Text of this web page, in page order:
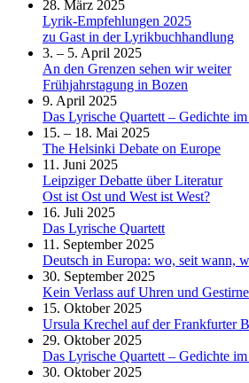
28. März 2025
Lyrik-Empfehlungen 2025
zu Gast in der Lyrikbuchhandlung
3. – 5. April 2025
An den Grenzen sehen wir weiter
Frühjahrstagung in Bozen
9. April 2025
Das Lyrische Quartett – Gedichte im
15. – 18. Mai 2025
The Helsinki Debate on Europe
11. Juni 2025
Leipziger Debatte über Literatur
Ost ist Ost und West ist West?
16. Juli 2025
Das Lyrische Quartett
11. September 2025
Deutsch in Europa: wo, seit wann,
30. September 2025
Kein Verlass auf Uhren und Gestirne
15. Oktober 2025
Ursula Krechel auf der Frankfurter
29. Oktober 2025
Das Lyrische Quartett – Gedichte im
30. Oktober 2025